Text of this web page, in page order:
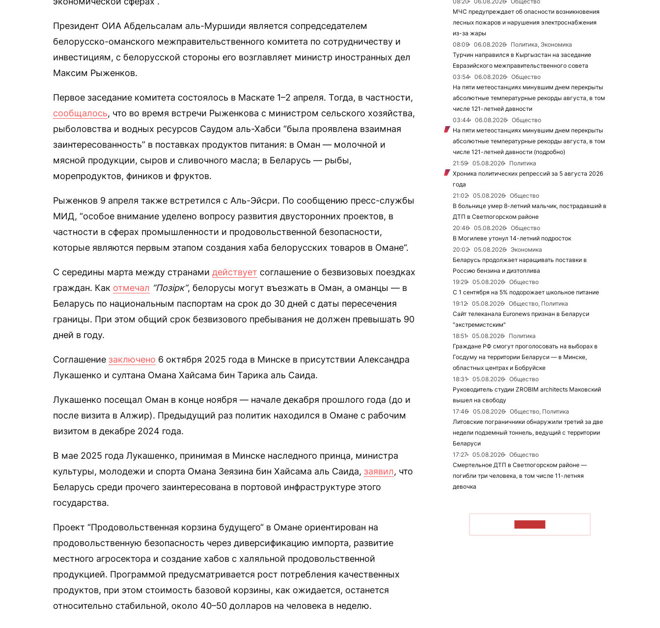
Президент ОИА Абдельсалам аль-Муршиди является сопредседателем
белорусско-оманского межправительственного комитета по сотрудничеству и
инвестициям, с белорусской стороны его возглавляет министр иностранных дел
Максим Рыженков.
Первое заседание комитета состоялось в Маскате 1–2 апреля. Тогда, в частности,
сообщалось, что во время встречи Рыженкова с министром сельского хозяйства,
рыболовства и водных ресурсов Саудом аль-Хабси “была проявлена взаимная
заинтересованность” в поставках продуктов питания: в Оман — молочной и
мясной продукции, сыров и сливочного масла; в Беларусь — рыбы,
морепродуктов, фиников и фруктов.
Рыженков 9 апреля также встретился с Аль-Эйсри. По сообщению пресс-службы
МИД, “особое внимание уделено вопросу развития двусторонних проектов, в
частности в сферах промышленности и продовольственной безопасности,
которые являются первым этапом создания хаба белорусских товаров в Омане“.
С середины марта между странами действует соглашение о безвизовых поездках
граждан. Как отмечал “Позірк“, белорусы могут въезжать в Оман, а оманцы — в
Беларусь по национальным паспортам на срок до 30 дней с даты пересечения
границы. При этом общий срок безвизового пребывания не должен превышать 90
дней в году.
Соглашение заключено 6 октября 2025 года в Минске в присутствии Александра
Лукашенко и султана Омана Хайсама бин Тарика аль Саида.
Лукашенко посещал Оман в конце ноября — начале декабря прошлого года (до и
после визита в Алжир). Предыдущий раз политик находился в Омане с рабочим
визитом в декабре 2024 года.
В мае 2025 года Лукашенко, принимая в Минске наследного принца, министра
культуры, молодежи и спорта Омана Зеязина бин Хайсама аль Саида, заявил, что
Беларусь среди прочего заинтересована в портовой инфраструктуре этого
государства.
Проект “Продовольственная корзина будущего“ в Омане ориентирован на
продовольственную безопасность через диверсификацию импорта, развитие
местного агросектора и создание хабов с халяльной продовольственной
продукцией. Программой предусматривается рост потребления качественных
продуктов, при этом стоимость базовой корзины, как ожидается, останется
относительно стабильной, около 40–50 долларов на человека в неделю.
МЧС предупреждает об опасности возникновения
лесных пожаров и нарушения электроснабжения
из-за жары
08:09
06.08.2026
Политика, Экономика
Турчин направился в Кыргызстан на заседание
Евразийского межправительственного совета
03:54
06.08.2026
Общество
На пяти метеостанциях минувшим днем перекрыты
абсолютные температурные рекорды августа, в том
числе 121-летней давности
03:44
06.08.2026
Общество
На пяти метеостанциях минувшим днем перекрыты
абсолютные температурные рекорды августа, в том
числе 121-летней давности (подробно)
21:59
05.08.2026
Политика
Хроника политических репрессий за 5 августа 2026
года
21:02
05.08.2026
Общество
В больнице умер 8-летний мальчик, пострадавший в
ДТП в Светлогорском районе
20:46
05.08.2026
Общество
В Могилеве утонул 14-летний подросток
20:02
05.08.2026
Экономика
Беларусь продолжает наращивать поставки в
Россию бензина и дизтоплива
19:29
05.08.2026
Общество
С 1 сентября на 5% подорожает школьное питание
19:12
05.08.2026
Общество, Политика
Сайт телеканала Euronews признан в Беларуси
"экстремистским"
18:51
05.08.2026
Политика
Граждане РФ смогут проголосовать на выборах в
Госдуму на территории Беларуси — в Минске,
областных центрах и Бобруйске
18:31
05.08.2026
Общество
Руководитель студии ZROBIM architects Маковский
вышел на свободу
17:46
05.08.2026
Общество, Политика
Литовские пограничники обнаружили третий за две
недели подземный тоннель, ведущий с территории
Беларуси
17:27
05.08.2026
Общество
Смертельное ДТП в Светлогорском районе —
погибли три человека, в том числе 11-летняя
девочка